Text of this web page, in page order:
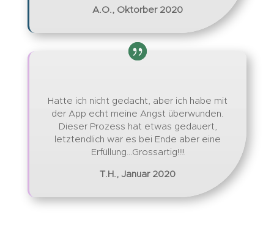
A.O., Oktorber 2020
Hatte ich nicht gedacht, aber ich habe mit
der App echt meine Angst überwunden.
Dieser Prozess hat etwas gedauert,
letztendlich war es bei Ende aber eine
Erfüllung…Grossartig!!!!
T.H., Januar 2020